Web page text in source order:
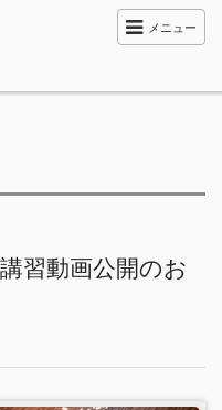
メニュー
習動画公開のお